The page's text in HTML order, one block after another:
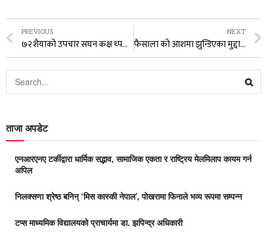
PREVIOUS
७२शैयाको उपचार सघन कक्ष थ्पयो मनिपालले
NEXT
फैसाला को आशमा झुन्डिएका मुद्दाहरु
ताजा अपडेट
एनआरएनए टर्कीद्वारा धार्मिक सद्भाव, सामाजिक एकता र राष्ट्रिय मेलमिलाप कायम गर्न
अपिल
निलक्सणा श्रेष्ठ बनिन् ‘मिस कास्की नेपाल’, पोखरामा फिनाले भव्य रूपमा सम्पन्न
टप्स माध्यमिक विद्यालयको प्राचार्यमा डा. झपिन्द्र अधिकारी